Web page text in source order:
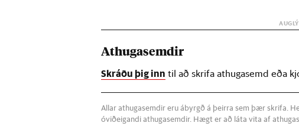
Athugasemdir
Skráðu þig inn til að skrifa athugasemd eða
Allar athugasemdir eru ábyrgð á þeirra sem þær skrifa.
óviðeigandi athugasemdir. Hægt er að láta vita af